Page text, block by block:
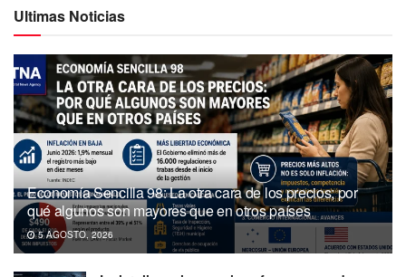
Ultimas Noticias
Economía Sencilla 98: La otra cara de los precios; por
qué algunos son mayores que en otros países
5 AGOSTO, 2026